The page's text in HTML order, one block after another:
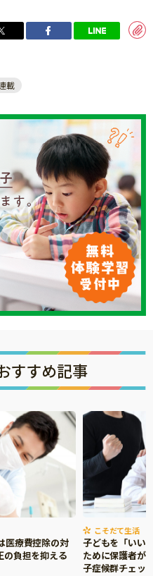
載
すすめ記事
医療費控除の対
負担を抑える
こそだて生活
子どもを「いい
ために保護者が
子症候群チェッ